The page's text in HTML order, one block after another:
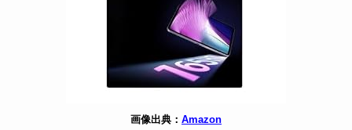
画像出典： Amazon